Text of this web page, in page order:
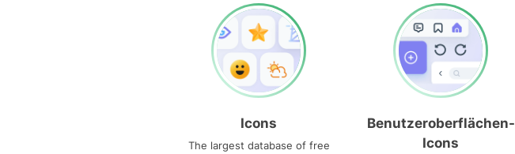
Icons
The largest database of free
Benutzeroberflächen-
Icons